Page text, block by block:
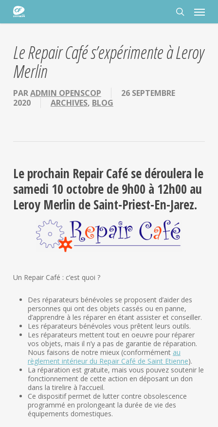
Panneau de gestion des cookies
Passer
contenu
rechercher
Menu
Le Repair Café s’expérimente à Leroy
Merlin
PARADMIN OPENSCOP
26 SEPTEMBRE
2020
ARCHIVES, BLOG
Le prochain Repair Café se déroulera le
samedi 10 octobre de 9h00 à 12h00 au
Leroy Merlin de Saint-Priest-En-Jarez.
Un Repair Café : c’est quoi ?
Des réparateurs bénévoles se proposent d’aider des
personnes qui ont des objets cassés ou en panne,
d’apprendre à les réparer en étant assister et conseiller.
Les réparateurs bénévoles vous prêtent leurs outils.
Les réparateurs mettent tout en oeuvre pour réparer
vos objets, mais il n’y a pas de garantie de réparation.
Nous faisons de notre mieux (conformément au
règlement intérieur du Repair Café de Saint Etienne).
La réparation est gratuite, mais vous pouvez soutenir le
fonctionnement de cette action en déposant un don
dans la tirelire à l’accueil.
Ce dispositif permet de lutter contre obsolescence
programmé en prolongeant la durée de vie des
équipements domestiques.